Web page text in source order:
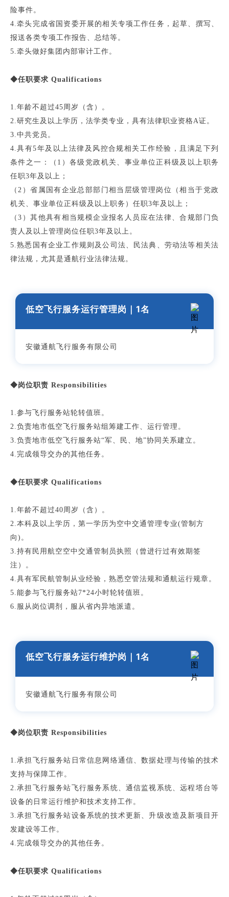
险事件。
4.牵头完成省国资委开展的相关专项工作任务，起草、撰写、
报送各类专项工作报告、总结等。
5.牵头做好集团内部审计工作。
◆任职要求 Qualifications
1.年龄不超过45周岁（含）。
2.研究生及以上学历，法学类专业，具有法律职业资格A证。
3.中共党员。
4.具有5年及以上法律及风控合规相关工作经验，且满足下列
条件之一：（1）各级党政机关、事业单位正科级及以上职务
任职3年及以上；
（2）省属国有企业总部部门相当层级管理岗位（相当于党政
机关、事业单位正科级及以上职务）任职3年及以上；
（3）其他具有相当规模企业报名人员应在法律、合规部门负
责人及以上管理岗位任职3年及以上。
5.熟悉国有企业工作规则及公司法、民法典、劳动法等相关法
律法规，尤其是通航行业法律法规。
低空飞行服务运行管理岗｜1名
安徽通航飞行服务有限公司
◆岗位职责 Responsibilities
1.参与飞行服务站轮转值班。
2.负责地市低空飞行服务站组筹建工作、运行管理。
3.负责地市低空飞行服务站“军、民、地”协同关系建立。
4.完成领导交办的其他任务。
◆任职要求 Qualifications
1.年龄不超过40周岁（含）。
2.本科及以上学历，第一学历为空中交通管理专业(管制方
向)。
3.持有民用航空空中交通管制员执照（曾进行过有效期签
注）。
4.具有军民航管制从业经验，熟悉空管法规和通航运行规章。
5.能参与飞行服务站7*24小时轮转值班。
6.服从岗位调剂，服从省内异地派遣。
低空飞行服务运行维护岗｜1名
安徽通航飞行服务有限公司
◆岗位职责 Responsibilities
1.承担飞行服务站日常信息网络通信、数据处理与传输的技术
支持与保障工作。
2.承担飞行服务站飞行服务系统、通信监视系统、远程塔台等
设备的日常运行维护和技术支持工作。
3.承担飞行服务站设备系统的技术更新、升级改造及新项目开
发建设等工作。
4.完成领导交办的其他任务。
◆任职要求 Qualifications